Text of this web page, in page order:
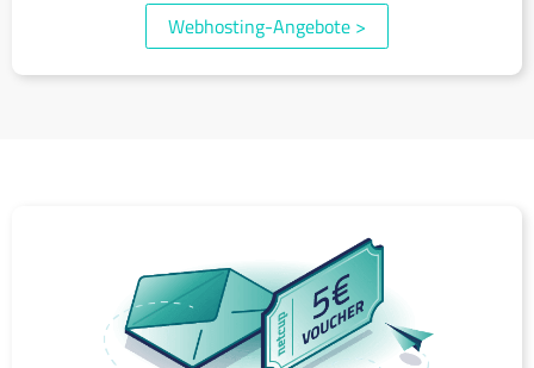
Webhosting-Angebote >